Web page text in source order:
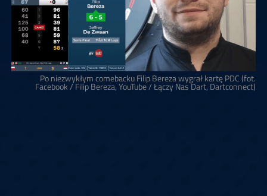
Po niezwykłym comebacku Filip Bereza wygrał kartę PDC (fot.
Facebook / Filip Bereza, YouTube / Łączy Nas Dart, Dartconnect)